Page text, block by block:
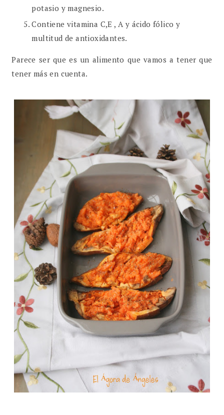
potasio y magnesio.
Contiene vitamina C,E , A y ácido fólico y
multitud de antioxidantes.
Parece ser que es un alimento que vamos a tener que
tener más en cuenta.